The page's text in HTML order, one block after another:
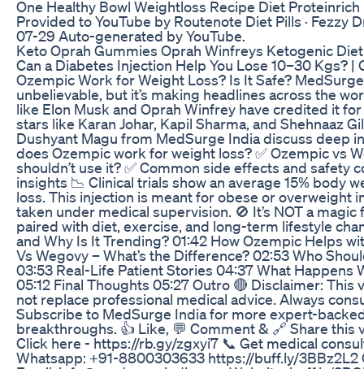
One Healthy Bowl Weightloss Recipe Diet
Provided to YouTube by Routenote Diet Pills · Fezzy
07-29 Auto-generated by YouTube.
Keto Oprah Gummies Oprah Winfreys Ketogenic
Can a Diabetes Injection Help You Lose 10–30 Kgs?
Ozempic Work for Weight Loss? Is It Safe?
unbelievable, but it’s making headlines across the
like Elon Musk and Oprah Winfrey have credited it
stars like Karan Johar, Kapil Sharma, and Shehnaaz
Dushyant Magu from MedSurge India discuss deep
does Ozempic work for weight loss? ✅ Ozempic vs
shouldn’t use it? ✅ Common side effects and safety
insights 📉 Clinical trials show an average 15% body
loss. This injection is meant for obese or overweight
taken under medical supervision. 🚫 It’s NOT a
paired with diet, exercise, and long-term lifestyle
and Why Is It Trending? 01:42 How Ozempic Helps
Vs Wegovy – What’s the Difference? 02:53 Who
03:53 Real-Life Patient Stories 04:37 What Happens
05:12 Final Thoughts 05:27 Outro 🔴 Disclaimer:
not replace professional medical advice. Always
Subscribe to MedSurge India for more expert-
breakthroughs. 👍 Like, 💬 Comment & 🔗 Share
Click here - https://rb.gy/zgxyi7 📞 Get medical
Whatsapp: ‪+91-8800303633‬ https://buff.ly/